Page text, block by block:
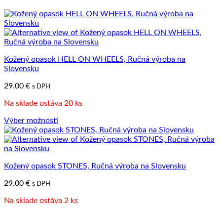
Kožený opasok HELL ON WHEELS, Ručná výroba na
Slovensku
29.00 € s DPH
Na sklade ostáva 20 ks
Výber možností
Tento
produkt
má
variantov.
si
vybrať
Kožený opasok STONES, Ručná výroba na Slovensku
29.00 € s DPH
Na sklade ostáva 2 ks